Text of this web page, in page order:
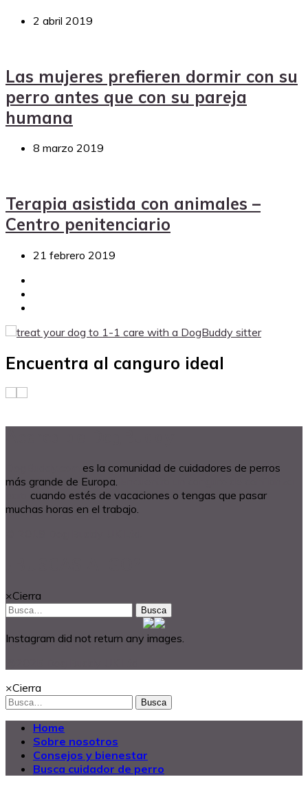
2 abril 2019
Las mujeres prefieren dormir con su
perro antes que con su pareja
humana
8 marzo 2019
Terapia asistida con animales –
Centro penitenciario
21 febrero 2019
Encuentra al canguro ideal
es la comunidad de cuidadores de perros
más grande de Europa.
cuando estés de vacaciones o tengas que pasar
muchas horas en el trabajo.
×Cierra
Busca
Instagram did not return any images.
×Cierra
Busca
Home
Sobre nosotros
Consejos y bienestar
Busca cuidador de perro